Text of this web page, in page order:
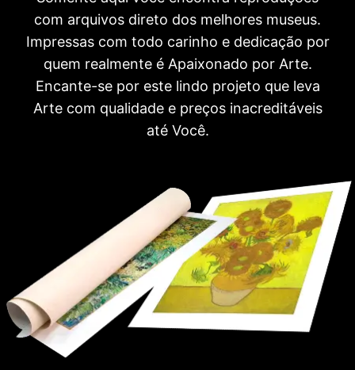
com arquivos direto dos melhores museus.
Impressas com todo carinho e dedicação por
quem realmente é Apaixonado por Arte.
Encante-se por este lindo projeto que leva
Arte com qualidade e preços inacreditáveis
até Você.